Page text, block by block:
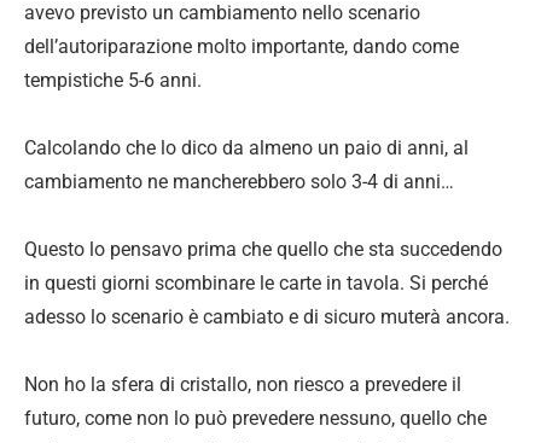
avevo previsto un cambiamento nello scenario
dell’autoriparazione molto importante, dando come
tempistiche 5-6 anni.
Calcolando che lo dico da almeno un paio di anni, al
cambiamento ne mancherebbero solo 3-4 di anni…
Questo lo pensavo prima che quello che sta succedendo
in questi giorni scombinare le carte in tavola. Si perché
adesso lo scenario è cambiato e di sicuro muterà ancora.
Non ho la sfera di cristallo, non riesco a prevedere il
futuro, come non lo può prevedere nessuno, quello che